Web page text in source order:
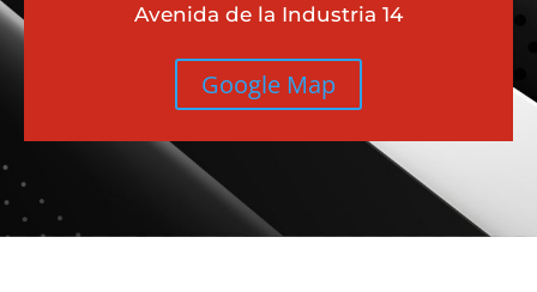
Avenida de la Industria 14
Google Map